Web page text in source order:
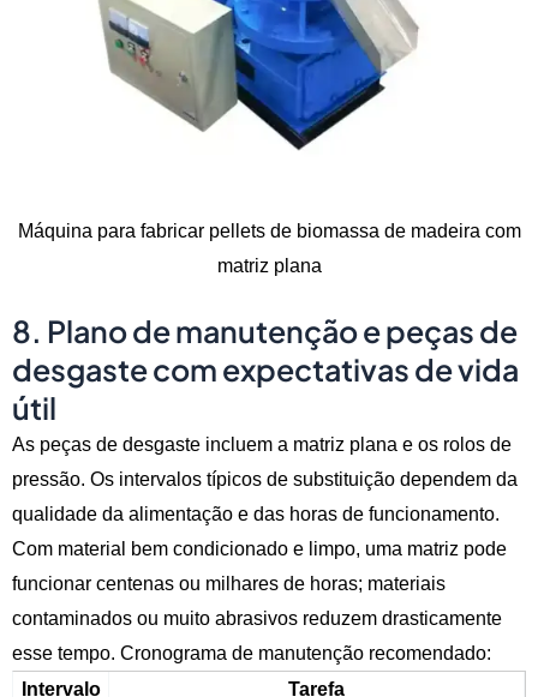
Máquina para fabricar pellets de biomassa de madeira com
matriz plana
8. Plano de manutenção e peças de
desgaste com expectativas de vida
útil
As peças de desgaste incluem a matriz plana e os rolos de
pressão. Os intervalos típicos de substituição dependem da
qualidade da alimentação e das horas de funcionamento.
Com material bem condicionado e limpo, uma matriz pode
funcionar centenas ou milhares de horas; materiais
contaminados ou muito abrasivos reduzem drasticamente
esse tempo. Cronograma de manutenção recomendado:
Intervalo
Tarefa